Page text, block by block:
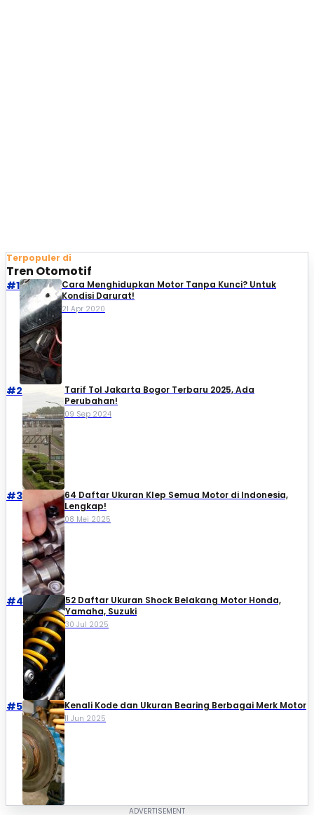
Terpopuler di
Tren Otomotif
#1
Cara Menghidupkan Motor Tanpa Kunci? Untuk
Kondisi Darurat!
21 Apr 2020
#2
Tarif Tol Jakarta Bogor Terbaru 2025, Ada
Perubahan!
09 Sep 2024
#3
64 Daftar Ukuran Klep Semua Motor di Indonesia,
Lengkap!
08 Mei 2025
#4
52 Daftar Ukuran Shock Belakang Motor Honda,
Yamaha, Suzuki​
30 Jul 2025
#5 Kenali Kode dan Ukuran Bearing Berbagai Merk Motor
11 Jun 2025